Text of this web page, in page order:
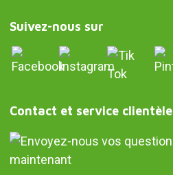
Suivez-nous sur
Contact et service clientèle
maintenant